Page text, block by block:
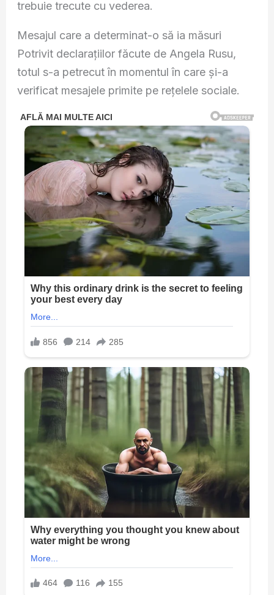
trebuie trecute cu vederea.
Mesajul care a determinat-o să ia măsuri
Potrivit declarațiilor făcute de Angela Rusu,
totul s-a petrecut în momentul în care și-a
verificat mesajele primite pe rețelele sociale.